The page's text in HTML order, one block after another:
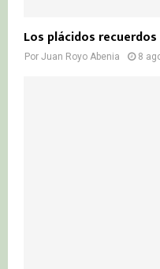
Los plácidos
Por Juan Royo Abenia 8